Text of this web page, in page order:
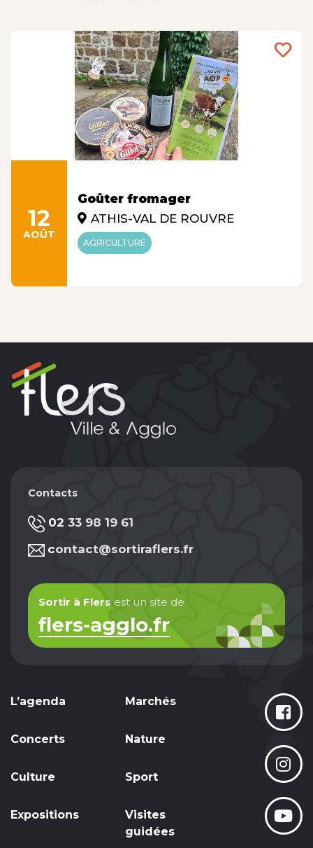
12
AOÛT
Goûter fromager
ATHIS-VAL DE ROUVRE
AGRICULTURE
Contacts
02 33 98 19 61
contact@sortiraflers.fr
Sortir à Flers est un site de
flers-agglo.fr
L’agenda
Concerts
Culture
Expositions
Marchés
Nature
Sport
Visites
guidées